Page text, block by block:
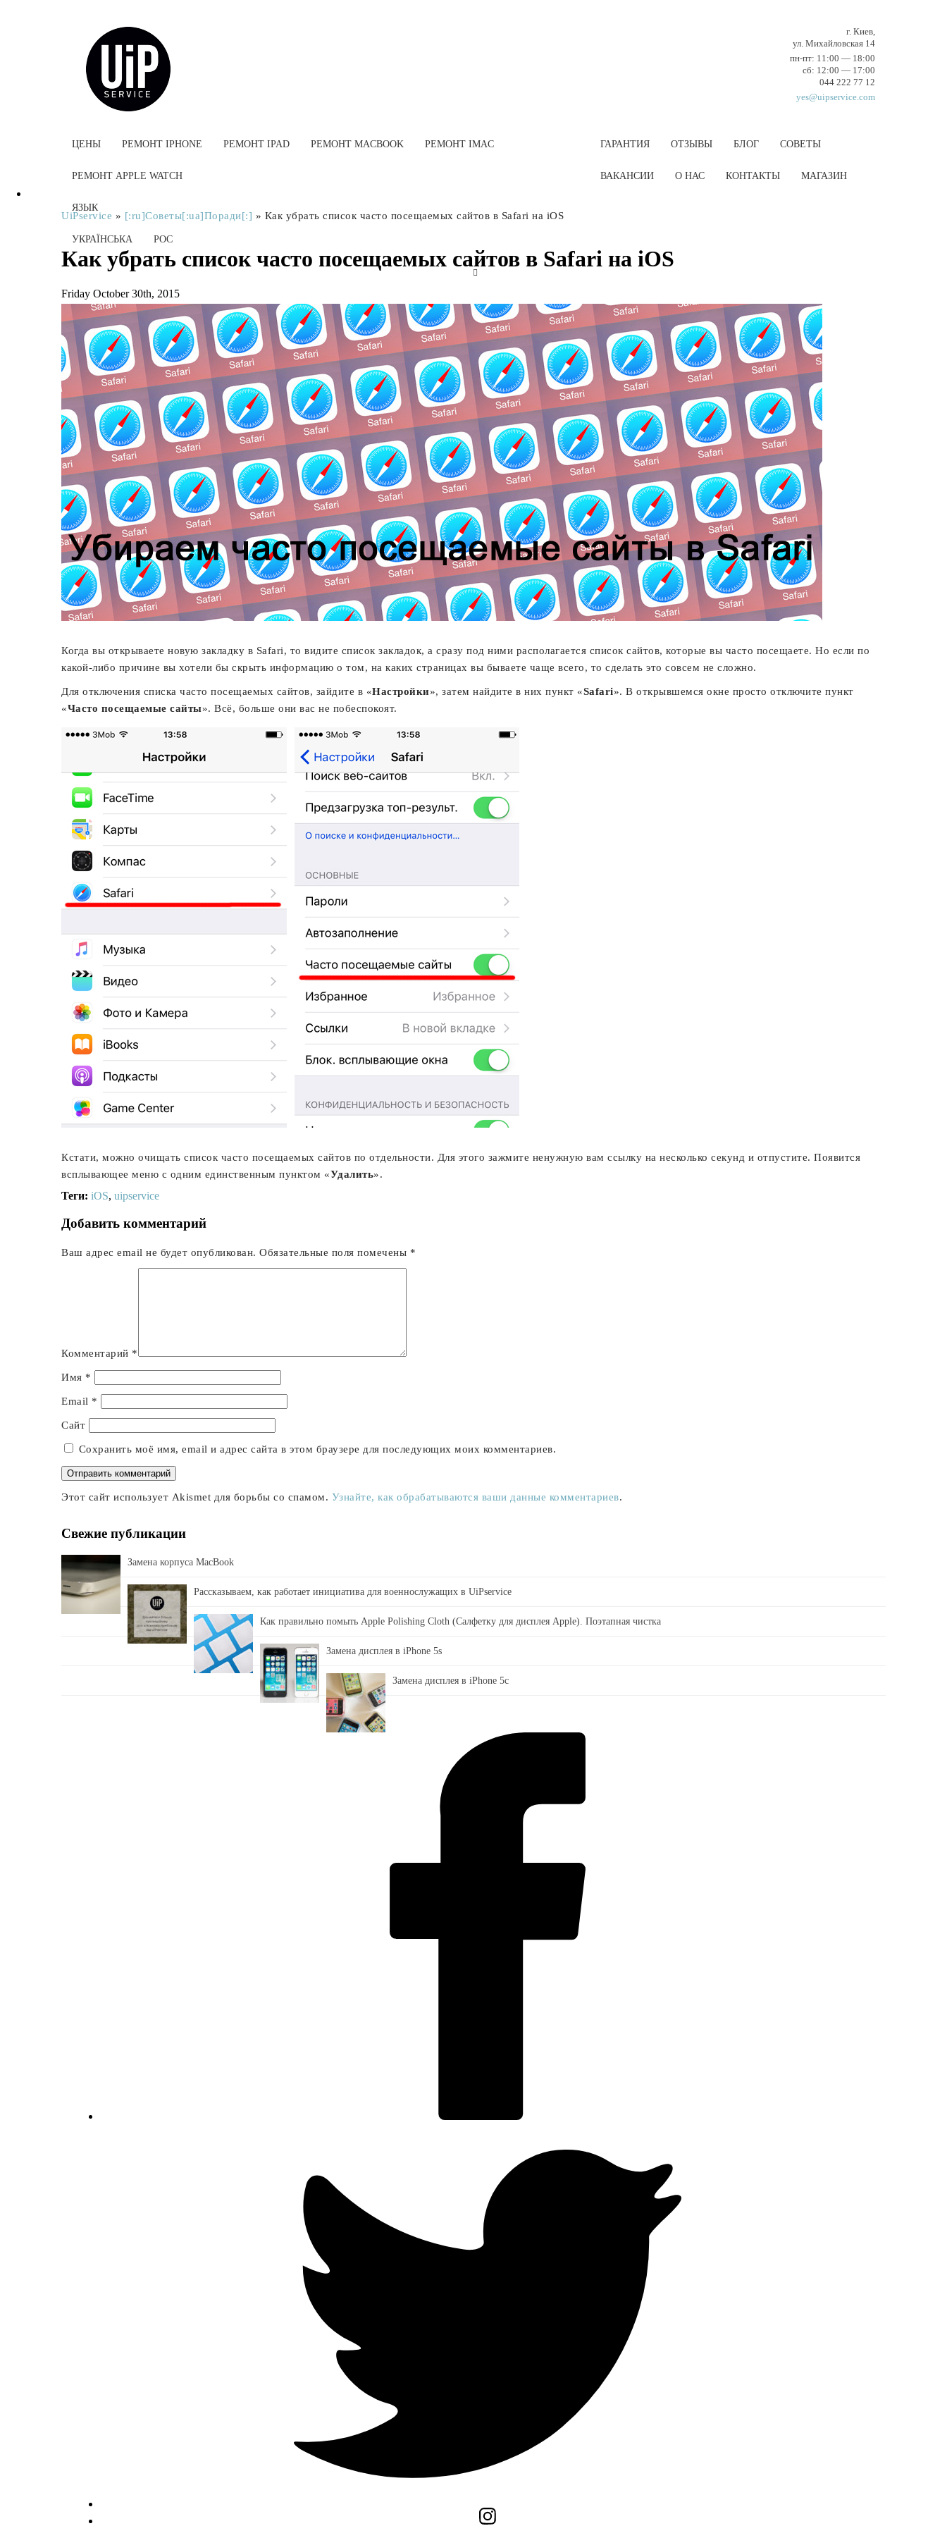
г. Киев,
ул. Михайловская 14
пн-пт: 11:00 — 18:00
cб: 12:00 — 17:00
044 222 77 12
yes@uipservice.com
ЦЕНЫ РЕМОНТ IPHONE РЕМОНТ IPAD РЕМОНТ MACBOOK РЕМОНТ IMAC
РЕМОНТ APPLE WATCH
ГАРАНТИЯ ОТЗЫВЫ БЛОГ СОВЕТЫ
ВАКАНCИИ О НАС КОНТАКТЫ МАГАЗИН
ЯЗЫК
УКРАЇНСЬКА РОС
UiPservice » [:ru]Советы[:ua]Поради[:] » Как убрать список часто посещаемых сайтов в Safari на iOS
Как убрать список часто посещаемых сайтов в Safari на iOS
Friday October 30th, 2015
Когда вы открываете новую закладку в Safari, то видите список закладок, а сразу под ними располагается список сайтов, которые вы часто посещаете. Но если по
какой-либо причине вы хотели бы скрыть информацию о том, на каких страницах вы бываете чаще всего, то сделать это совсем не сложно.
Для отключения списка часто посещаемых сайтов, зайдите в «Настройки», затем найдите в них пункт «Safari». В открывшемся окне просто отключите пункт
«Часто посещаемые сайты». Всё, больше они вас не побеспокоят.
Кстати, можно очищать список часто посещаемых сайтов по отдельности. Для этого зажмите ненужную вам ссылку на несколько секунд и отпустите. Появится
всплывающее меню с одним единственным пунктом «Удалить».
Теги: iOS, uipservice
Добавить комментарий
Ваш адрес email не будет опубликован. Обязательные поля помечены *
Комментарий *
Имя *
Email *
Сайт
Сохранить моё имя, email и адрес сайта в этом браузере для последующих моих комментариев.
Этот сайт использует Akismet для борьбы со спамом. Узнайте, как обрабатываются ваши данные комментариев.
Свежие публикации
Замена корпуса MacBook
Рассказываем, как работает инициатива для военнослужащих в UiPservice
Как правильно помыть Apple Polishing Cloth (Салфетку для дисплея Apple). Поэтапная чистка
Замена дисплея в iPhone 5s
Замена дисплея в iPhone 5c